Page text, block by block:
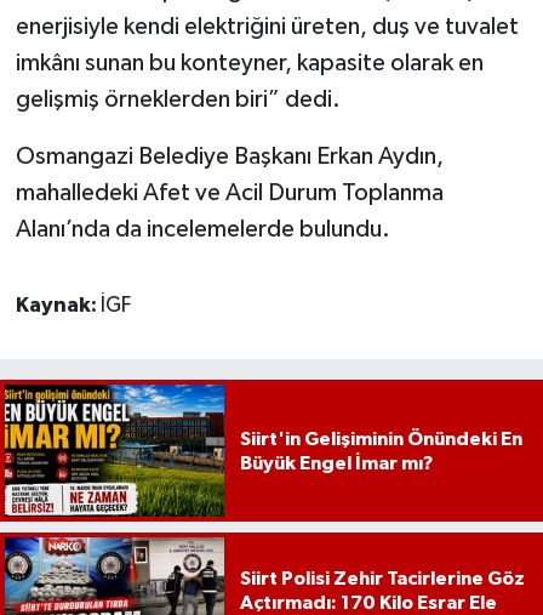
enerjisiyle kendi elektriğini üreten, duş ve tuvalet
imkânı sunan bu konteyner, kapasite olarak en
gelişmiş örneklerden biri” dedi.
Osmangazi Belediye Başkanı Erkan Aydın,
mahalledeki Afet ve Acil Durum Toplanma
Alanı’nda da incelemelerde bulundu.
Kaynak: İGF
Siirt'in Gelişiminin Önündeki En
Büyük Engel İmar mı?
Siirt Polisi Zehir Tacirlerine Göz
Açtırmadı: 170 Kilo Esrar Ele